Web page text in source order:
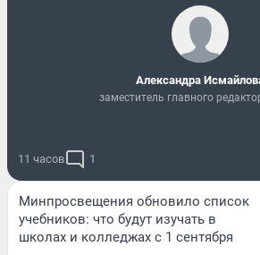
Александра
заместитель главного
11 часов 1
Минпросвещения обновило список
учебников: что будут изучать в
школах и колледжах с 1 сентября